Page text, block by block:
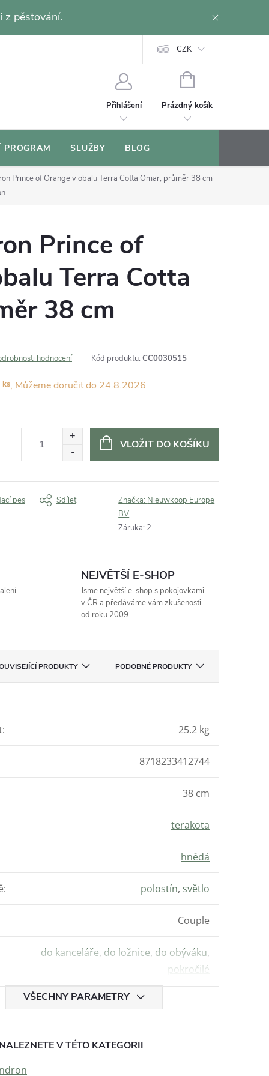
z pěstování.
CZK
Přihlášení
NÁKUPNÍ
Prázdný košík
PROGRAM SLUŽBY BLOG
Prince of Orange v obalu Terra Cotta Omar, průměr 38 cm
Prince of
Terra Cotta
38 cm
hodnocení Kód produktu: CC0030515
ks 24.8.2026
VLOŽIT DO KOŠÍKU
pes Sdílet Značka: Nieuwkoop Europe
BV
Záruka: 2
NEJVĚTŠÍ E-SHOP
Jsme největší e-shop s pokojovkami
v ČR a předáváme vám zkušenosti
od roku 2009.
PRODUKTY PODOBNÉ PRODUKTY
: 25.2 kg
8718233412744
38 cm
terakota
hnědá
: polostín, světlo
Couple
do kanceláře, do ložnice, do obýváku,
pokročilé
VŠECHNY PARAMETRY
V TÉTO KATEGORII